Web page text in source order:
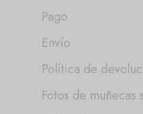
Pago
Envío
Política de
Fotos de muñecas